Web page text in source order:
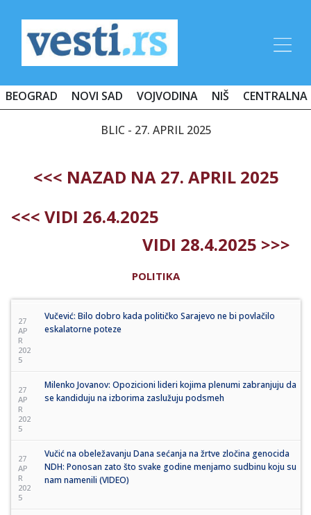
BEOGRAD NOVI SAD VOJVODINA NIŠ CENTRALNA
BLIC - 27. APRIL 2025
<<< NAZAD NA 27. APRIL 2025
<<< VIDI 26.4.2025
VIDI 28.4.2025 >>>
POLITIKA
27
AP
R
202
5
Vučević: Bilo dobro kada političko Sarajevo ne bi povlačilo
eskalatorne poteze
27
AP
R
202
5
Milenko Jovanov: Opozicioni lideri kojima plenumi zabranjuju da
se kandiduju na izborima zaslužuju podsmeh
27
AP
R
202
5
Vučić na obeležavanju Dana sećanja na žrtve zločina genocida
NDH: Ponosan zato što svake godine menjamo sudbinu koju su
nam namenili (VIDEO)